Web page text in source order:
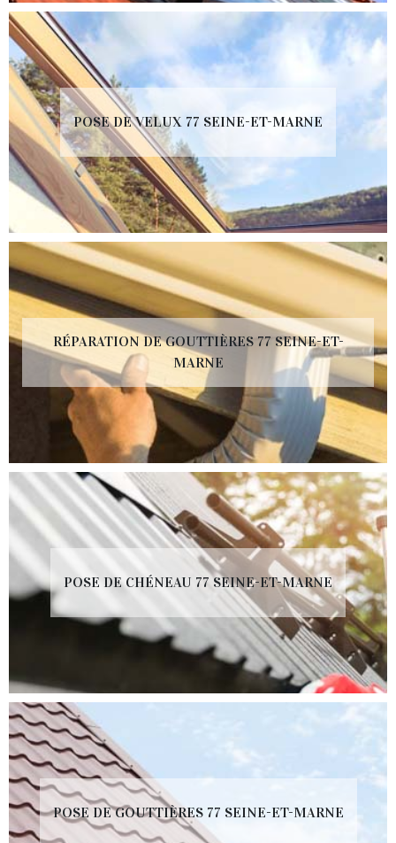
POSE DE VELUX 77 SEINE-ET-MARNE
RÉPARATION DE GOUTTIÈRES 77 SEINE-ET-
MARNE
POSE DE CHÉNEAU 77 SEINE-ET-MARNE
POSE DE GOUTTIÈRES 77 SEINE-ET-MARNE